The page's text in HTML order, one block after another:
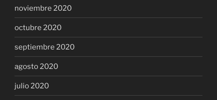
noviembre 2020
octubre 2020
septiembre 2020
agosto 2020
julio 2020